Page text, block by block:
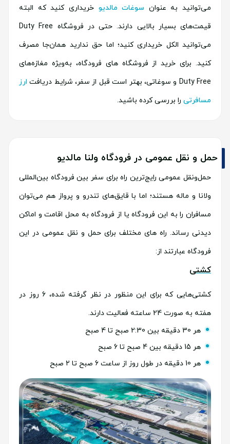
می‌توانید به عنوان سوغات مالدیو خریداری کنید که البته
قیمت‌های بسیار بالایی دارند. حتی در فروشگاه Duty Free
می‌توانید الکل خریداری کنید؛ اما حق ندارید همان‌جا مصرف
کنید. برای خرید از فروشگاه های فرودگاه، به‌ویژه مغازه‌های
Duty Free و سوغاتی، بهتر است قبل از سفر، شرایط دریافت
ارز
مسافرتی را بررسی کرده باشید.
حمل و نقل عمومی در فرودگاه ولنا مالدیو
حمل‌ونقل عمومی رایج‌ترین راه برای سفر بین فرودگاه بین‌المللی
ولانا و ماله هستند؛ اما با قایق‌های تندرو و پرواز هم می‌توان
مسافران را به این فرودگاه یا از فرودگاه به محل اقامت و اماکن
دیدنی رساند. راه های مختلف برای حمل و نقل عمومی در این
فرودگاه عبارتند از:
کشتی
کشتی‌هایی که برای این منظور در نظر گرفته شده، 6 روز در
هفته به صورت 24 ساعته فعالیت دارند.
هر 30 دقیقه بین 2:30 صبح تا 4 صبح
هر 15 دقیقه بین 4 صبح تا 6 صبح
هر 10 دقیقه در طول روز از ساعت 6 صبح تا 2 صبح